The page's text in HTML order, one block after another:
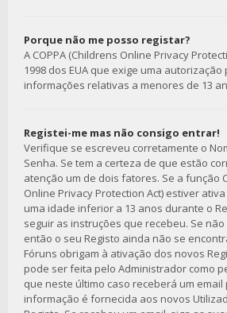
Porque não me posso registar?
A COPPA (Childrens Online Privacy
1998 dos EUA que exige uma
informações relativas a menores de 13
Registei-me mas não consigo entrar!
Verifique se escreveu corretamente o
Senha. Se tem a certeza de que estão
atenção um de dois fatores. Se a função
Online Privacy Protection Act) estiver
uma idade inferior a 13 anos durante o
seguir as instruções que recebeu. Se
então o seu Registo ainda não se
Fóruns obrigam à ativação dos novos
pode ser feita pelo Administrador como
que neste último caso receberá um
informação é fornecida aos novos